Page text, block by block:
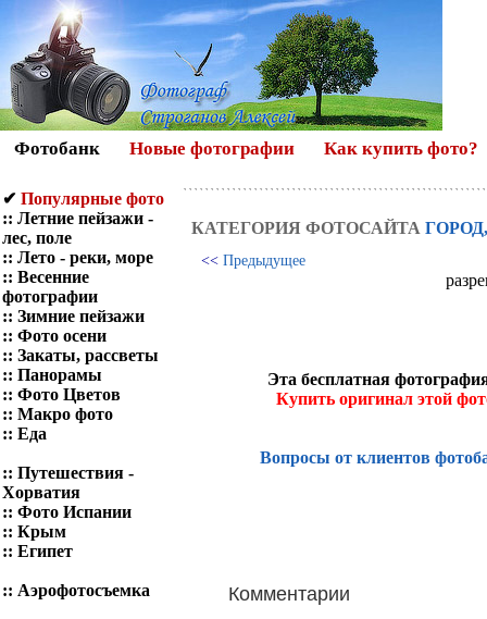
Фотобанк Новые фотографии Как купить фото?
✔ Популярные фото
:: Летние пейзажи -
лес, поле
:: Лето - реки, море
:: Весенние
фотографии
:: Зимние пейзажи
:: Фото осени
:: Закаты, рассветы
:: Панорамы
:: Фото Цветов
:: Макро фото
:: Еда
:: Путешествия -
Хорватия
:: Фото Испании
:: Крым
:: Египет
:: Аэрофотосъемка
КАТЕГОРИЯ ФОТОСАЙТА
<< Предыдущее
Эта бесплатная
Купить оригинал этой
Вопросы от клиентов
Комментарии